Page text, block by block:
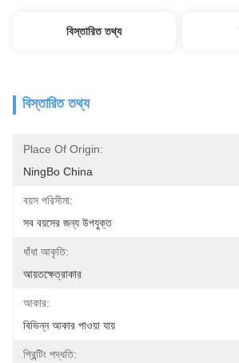
বিস্তারিত তথ্য
বিস্তারিত তথ্য
Place Of Origin:
NingBo China
বয়স পরিসীমা:
সব বয়সের জন্য উপযুক্ত
ধাঁধা আকৃতি:
আয়তক্ষেত্রাকার
আকার:
বিভিন্ন আকার পাওয়া যায়
প্রিন্টিং পদ্ধতি: